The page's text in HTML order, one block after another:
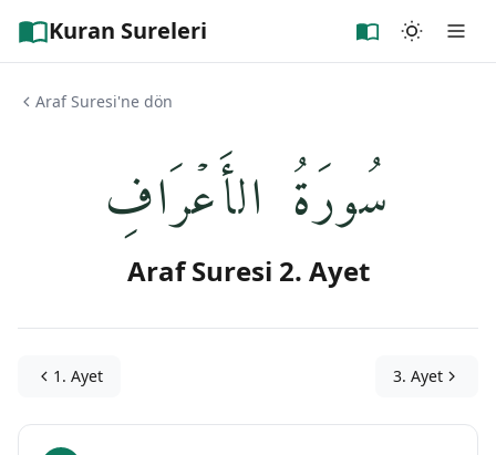
Kuran Sureleri
Araf Suresi'ne dön
سُورَةُ الأَعۡرَافِ
Araf Suresi 2. Ayet
1. Ayet 3. Ayet